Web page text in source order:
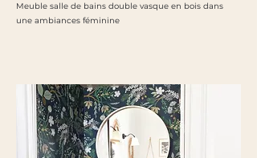
Meuble salle de bains double vasque en bois dans
une ambiances féminine